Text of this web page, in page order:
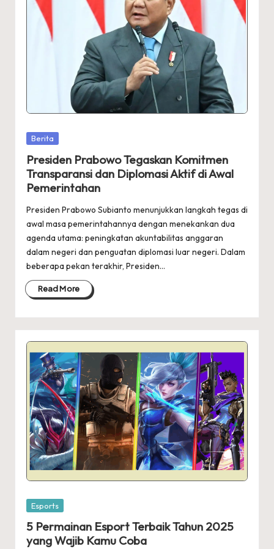
Posted
Berita
Presiden Prabowo Tegaskan Komitmen
Transparansi dan Diplomasi Aktif di Awal
Pemerintahan
Presiden Prabowo Subianto menunjukkan langkah tegas di
awal masa pemerintahannya dengan menekankan dua
agenda utama: peningkatan akuntabilitas anggaran
dalam negeri dan penguatan diplomasi luar negeri. Dalam
beberapa pekan terakhir, Presiden…
Read More
Posted
Esports
5 Permainan Esport Terbaik Tahun 2025
yang Wajib Kamu Coba